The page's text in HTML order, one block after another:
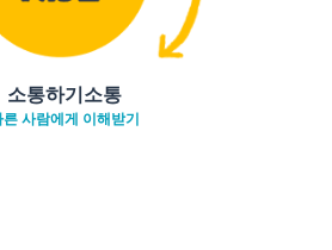
소통하기소통
른 사람에게 이해받기